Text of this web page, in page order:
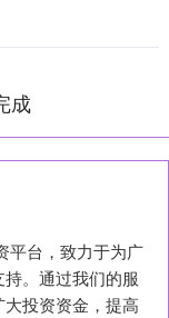
成
平台，致力于为广
。通过我们的服
投资资金，提高